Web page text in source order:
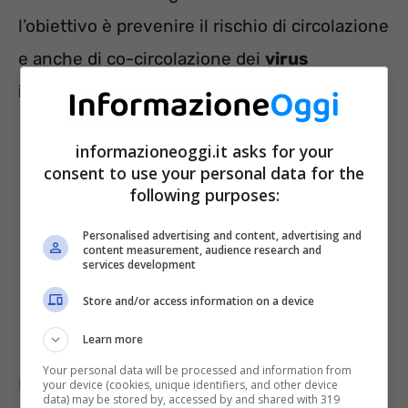
l’obiettivo è prevenire il rischio di circolazione
e anche di co-circolazione dei virus
influenzali e del Sars-Cov-2
È importante agevolare i percorsi vaccinali
informazioneoggi.it asks for your
consent to use your personal data for the
following purposes:
Personalised advertising and content, advertising and
content measurement, audience research and
services development
Store and/or access information on a device
Learn more
Your personal data will be processed and information from
your device (cookies, unique identifiers, and other device
data) may be stored by, accessed by and shared with 319